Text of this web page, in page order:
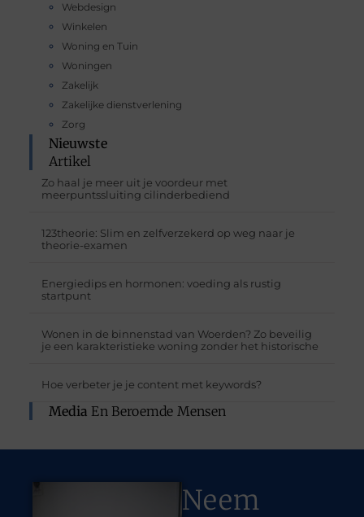
Webdesign
Winkelen
Woning en Tuin
Woningen
Zakelijk
Zakelijke dienstverlening
Zorg
Nieuwste
Artikel
Zo haal je meer uit je voordeur met
meerpuntssluiting cilinderbediend
123theorie: Slim en zelfverzekerd op weg naar je
theorie-examen
Energiedips en hormonen: voeding als rustig
startpunt
Wonen in de binnenstad van Woerden? Zo beveilig
je een karakteristieke woning zonder het historische
Hoe verbeter je je content met keywords?
Media En Beroemde Mensen
Neem